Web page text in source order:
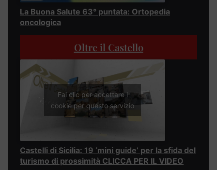
La Buona Salute 63° puntata: Ortopedia
oncologica
Oltre il Castello
Fai clic per accettare i
cookie per questo servizio
Castelli di Sicilia: 19 ‘mini guide’ per la sfida del
turismo di prossimità CLICCA PER IL VIDEO